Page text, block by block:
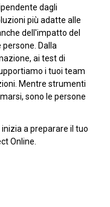
dagli
più adatte alle
dell'impatto del
Dalla
ai test di
i tuoi team
Mentre strumenti
sono le persone
a preparare il tuo
Online.